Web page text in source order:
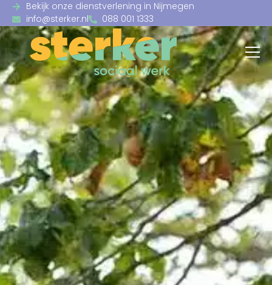
Bekijk onze dienstverlening in Nijmegen
info@sterker.nl
088 001 1333